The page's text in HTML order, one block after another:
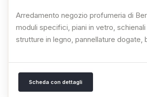
Arredamento negozio profumeria di
moduli specifici, piani in vetro, schienali
strutture in legno, pannellature dogate,
Scheda con dettagli